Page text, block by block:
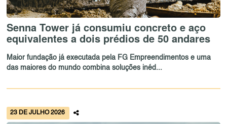
Senna Tower já consumiu concreto e aço
equivalentes a dois prédios de 50 andares
Maior fundação já executada pela FG Empreendimentos e uma
das maiores do mundo combina soluções inéd...
23 DE JULHO 2026